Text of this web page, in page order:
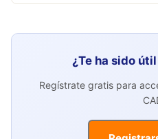
¿Te ha sido
Regístrate gratis para